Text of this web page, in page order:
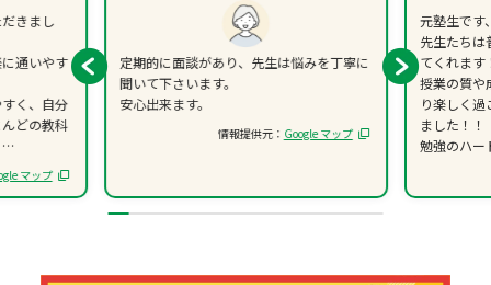
動画でわかる！森塾
森塾のお得なキャンペーン・割引制度
授業料等お問合わせはこちら
きまし
通いやす
く、自分
どの教科
自習に気
マップ
定期的に面談があり、先生は悩みを丁寧に
聞いて下さいます。
安心出来ます。
情報提供元： Google マップ
元塾生です
先生たちは
てくれます
授業の質や
り楽しく
ました！！
勉強のハー